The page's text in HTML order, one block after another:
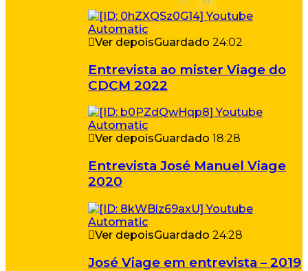
Ver depoisGuardado 24:02
Entrevista ao mister Viage do
CDCM 2022
Ver depoisGuardado 18:28
Entrevista José Manuel Viage
2020
Ver depoisGuardado 24:28
José Viage em entrevista – 2019